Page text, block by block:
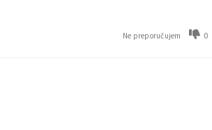
Ne preporučujem 0